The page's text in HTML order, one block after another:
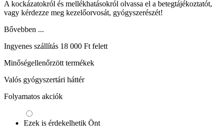
A kockázatokról és mellékhatásokról olvassa el a betegtájékoztatót,
vagy kérdezze meg kezelőorvosát, gyógyszerészét!
Bővebben ...
Ingyenes szállítás 18 000 Ft felett
Minőségellenőrzött termékek
Valós gyógyszertári háttér
Folyamatos akciók
Ezek is érdekelhetik Önt